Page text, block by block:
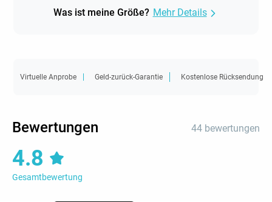
Was ist meine Größe? Mehr Details
Virtuelle Anprobe Geld-zurück-Garantie Kostenlose Rücksendung
Bewertungen 44 bewertungen
4.8
Gesamtbewertung